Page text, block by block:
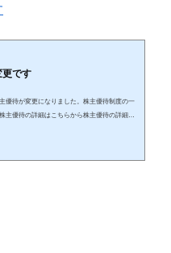
更です
優待が変更になりました。株主優待制度の一
主優待の詳細はこちらから株主優待の詳細１